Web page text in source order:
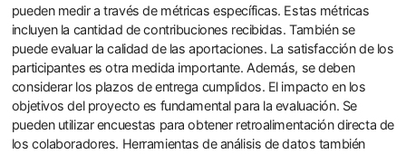
pueden medir a través de métricas específicas. Estas métricas
incluyen la cantidad de contribuciones recibidas. También se
puede evaluar la calidad de las aportaciones. La satisfacción de los
participantes es otra medida importante. Además, se deben
considerar los plazos de entrega cumplidos. El impacto en los
objetivos del proyecto es fundamental para la evaluación. Se
pueden utilizar encuestas para obtener retroalimentación directa de
los colaboradores. Herramientas de análisis de datos también